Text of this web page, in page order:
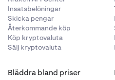
5 Slutför
logga in.
6
Din säkerhetskopia bör nu
bekräfta detta genom att
säkerhetskopia.
Insatsbelöningar
Skicka pengar
Återkommande köp
Köp kryptovaluta
Sälj kryptovaluta
Bläddra bland priser